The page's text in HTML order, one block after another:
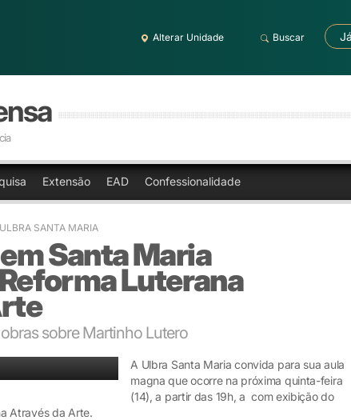
Alterar Unidade Buscar
Extensão EAD Confessionalidade
SANTA MARIA
Santa Maria
Luterana
sobre Martinho Lutero
A Ulbra Santa Maria convida para sua aula
magna que ocorre na próxima quinta-feira
(14), a partir das 19h, a com exibição do
Através da Arte.